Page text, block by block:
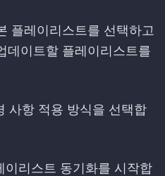
플레이리스트를 선택하고
데이트할 플레이리스트를
사항 적용 방식을 선택합
이리스트 동기화를 시작합